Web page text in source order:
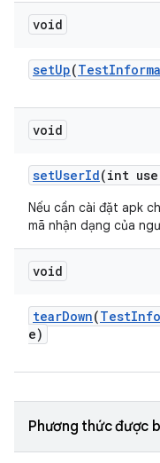
void
setUp(Test
void
setUserId(int
Nếu cần cài đặt apk
mã nhận dạng của
void
tearDown(Test
e)
Phương thức được